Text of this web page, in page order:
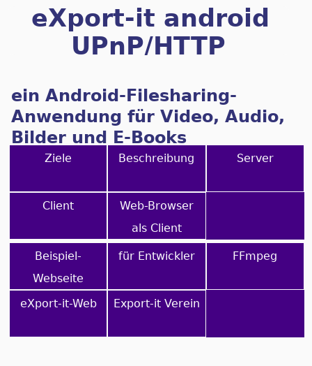
eXport-it android
UPnP/HTTP
ein Android-Filesharing-
Anwendung für Video, Audio,
Bilder und E-Books
Ziele Beschreibung Server
Client
Web-Browser
als Client
Beispiel-
Webseite
für Entwickler FFmpeg
eXport-it-Web Export-it Verein